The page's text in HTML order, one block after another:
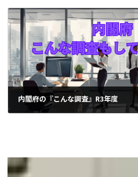
内閣府の『こんな調査』R3年度